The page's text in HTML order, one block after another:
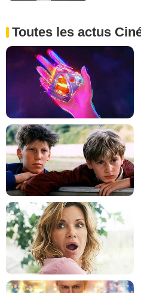
Toutes les actus